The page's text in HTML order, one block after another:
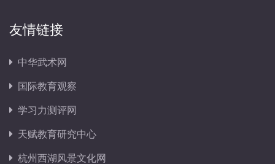
友情链接
中华武术网
国际教育观察
学习力测评网
天赋教育研究中心
杭州西湖风景文化网